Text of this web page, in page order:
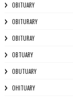
OBITUARY
OBITURARY
OBITURAY
OBTUARY
OBUTUARY
OHITUARY